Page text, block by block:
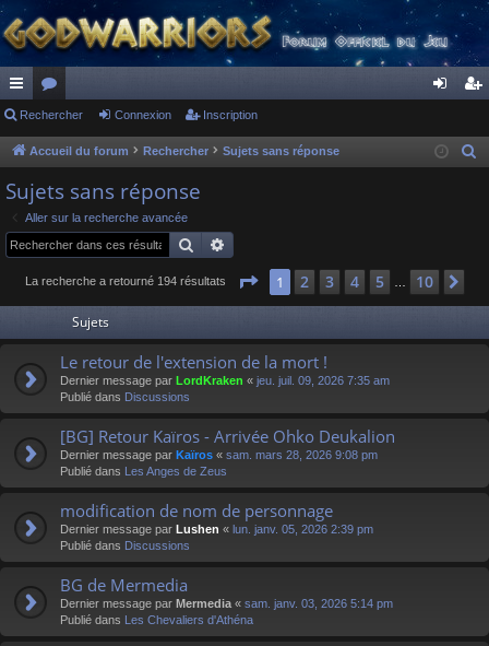
ac
co
ur
ci
s
or
u
s
ne cri
Rechercher Connexion Inscription
Accueil du forum Rechercher Sujets sans réponse
e
Sujets sans réponse
Aller sur la recherche avancée
Rechercher
La recherche a retourné 194 résultats Page 1sur 10
1 2 3 4 5 10
Sujets
Le retour de l'extension de la mort !
Dernier message par LordKraken « jeu. juil. 09, 2026 7:35 am
Publié dans Discussions
[BG] Retour Kaïros - Arrivée Ohko Deukalion
Dernier message par Kaïros « sam. mars 28, 2026 9:08 pm
Publié dans Les Anges de Zeus
modification de nom de personnage
Dernier message par Lushen « lun. janv. 05, 2026 2:39 pm
Publié dans Discussions
BG de Mermedia
Dernier message par Mermedia « sam. janv. 03, 2026 5:14 pm
Publié dans Les Chevaliers d'Athéna